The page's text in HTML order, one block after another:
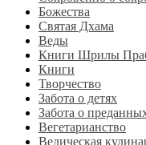
Божества
Святая Дхама
Веды
Книги Шрилы
Книги
Творчество
Забота о детях
Забота о
Вегетарианство
Ведическая